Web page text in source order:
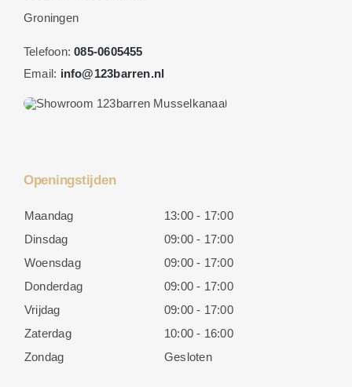
Groningen
Telefoon:085-0605455
Email: info@123barren.nl
Openingstijden
Maandag
13:00 - 17:00
Dinsdag
09:00 - 17:00
Woensdag
09:00 - 17:00
Donderdag
09:00 - 17:00
Vrijdag
09:00 - 17:00
Zaterdag
10:00 - 16:00
Zondag
Gesloten